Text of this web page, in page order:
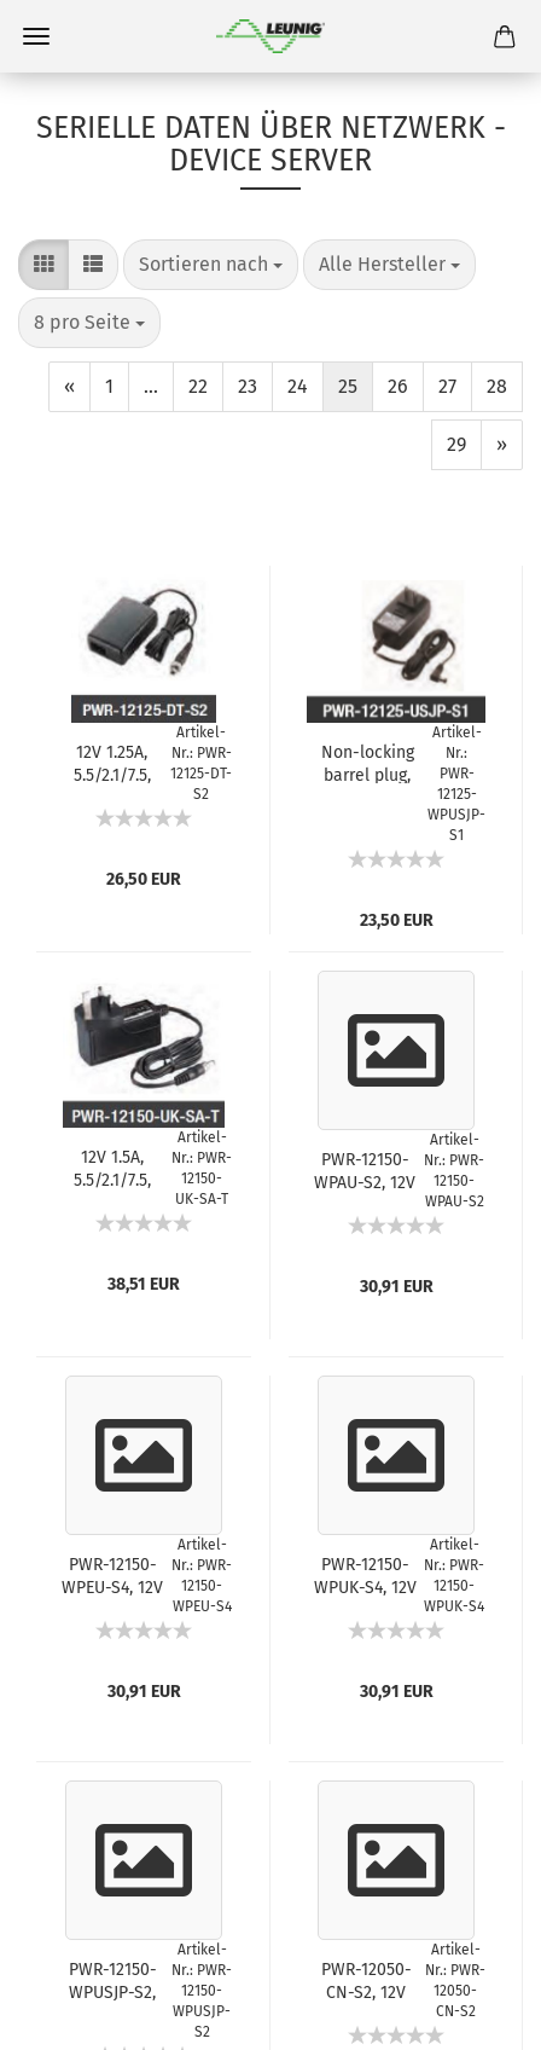
SERIELLE DATEN ÜBER NETZWERK -
DEVICE SERVER
Sortieren nach Alle Hersteller
8 pro Seite
« 1 ... 22 23 24 25 26 27 28
29 »
12V 1.25A,
5.5/2.1/7.5,
Artikel-
Nr.: PWR-
12125-DT-
S2
26,50 EUR
Non-locking
barrel plug,
0 to 40°C
Artikel-
Nr.:
PWR-
12125-
WPUSJP-
S1
23,50 EUR
12V 1.5A,
5.5/2.1/7.5,
to 75°C, UK
Artikel-
Nr.: PWR-
12150-
UK-SA-T
38,51 EUR
PWR-12150-
WPAU-S2, 12V
w/AU Plug
Artikel-
Nr.: PWR-
12150-
WPAU-S2
30,91 EUR
PWR-12150-
WPEU-S4, 12V
w/EU Plug
Artikel-
Nr.: PWR-
12150-
WPEU-S4
30,91 EUR
PWR-12150-
WPUK-S4, 12V
w/UK Plug
Artikel-
Nr.: PWR-
12150-
WPUK-S4
30,91 EUR
PWR-12150-
WPUSJP-S2,
Artikel-
Nr.: PWR-
12150-
WPUSJP-
S2
PWR-12050-
CN-S2, 12V
w/CN Plug
Artikel-
Nr.: PWR-
12050-
CN-S2